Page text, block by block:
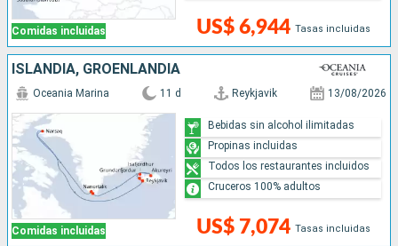
Comidas incluidas US$ 6,944 Tasas incluidas
ISLANDIA, GROENLANDIA
Comidas incluidas
Oceania Marina 11 d Reykjavik 13/08/2026
US$ 7,074 Tasas incluidas
Bebidas sin alcohol ilimitadas
Propinas incluidas
Todos los restaurantes incluidos
Cruceros 100% adultos